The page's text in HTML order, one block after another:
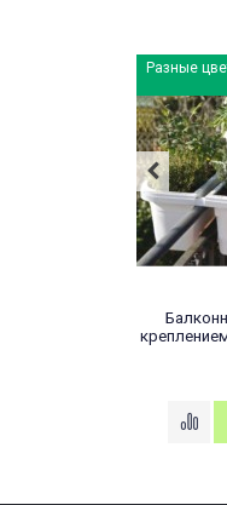
Разные